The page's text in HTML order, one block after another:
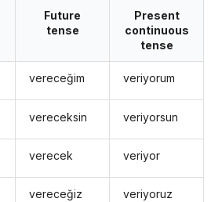
Future
tense
vereceğim
vereceksin
verecek
vereceğiz
Present
continuous
tense
veriyorum
veriyorsun
veriyor
veriyoruz